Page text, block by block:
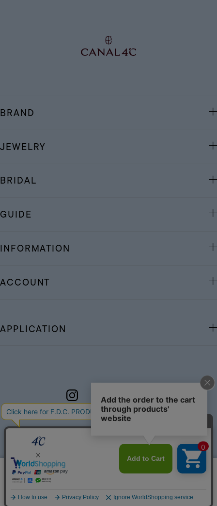
BRAND
JEWELRY
BRIDAL
GUIDE
INFORMATION
ACCOUNT
APPLICATION
©F.D.C.PRODUCTS INC.
このサイトではサービス向上のためクッキー
を利用しています。